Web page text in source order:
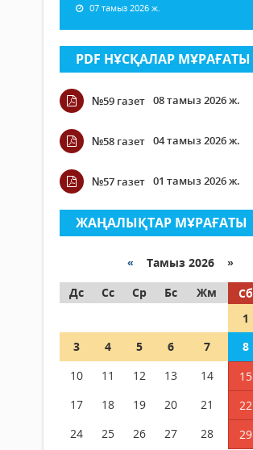
07 тамыз 2026 ж.
PDF НҰСҚАЛАР МҰРАҒАТЫ
№59 газет 08 тамыз 2026 ж.
№58 газет 04 тамыз 2026 ж.
№57 газет 01 тамыз 2026 ж.
ЖАҢАЛЫҚТАР МҰРАҒАТЫ
« Тамыз 2026 »
Дс
Сс Ср Бс Жм Сб
1
3
4 5 6 7 8
10
11 12 13 14 15
17
18 19 20 21 22
24
25 26 27 28 29